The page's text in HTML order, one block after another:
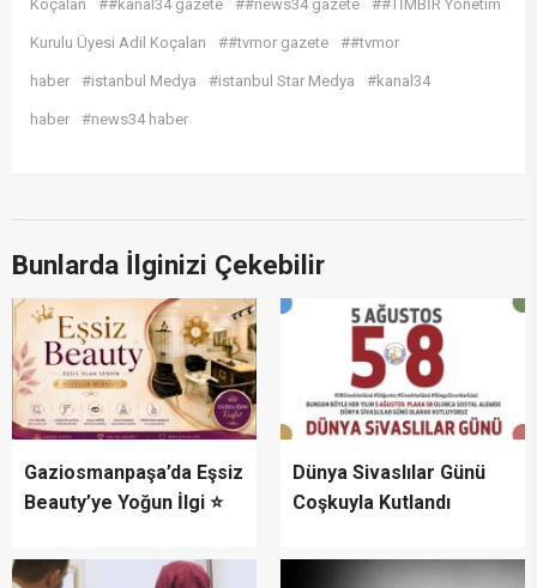
Koçalan ##kanal34 gazete ##news34 gazete ##TİMBİR Yönetim
Kurulu Üyesi Adil Koçalan ##tvmor gazete ##tvmor
haber #istanbul Medya #istanbul Star Medya #kanal34
haber #news34 haber
Bunlarda İlginizi Çekebilir
Gaziosmanpaşa’da Eşsiz
Beauty’ye Yoğun İlgi ⭐
Dünya Sivaslılar Günü
Coşkuyla Kutlandı